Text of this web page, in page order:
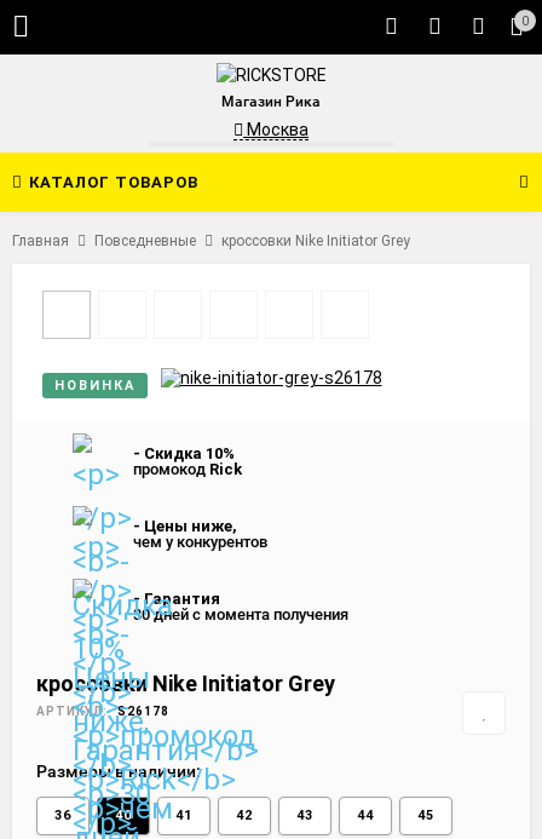
0
Магазин Рика
Москва
КАТАЛОГ ТОВАРОВ
Главная Повседневные кроссовки Nike Initiator Grey
НОВИНКА
- Скидка 10%
промокод Rick
- Цены ниже,
чем у конкурентов
- Гарантия
30 дней с момента получения
кроссовки Nike Initiator Grey
АРТИКУЛ: S26178
Размеры в наличии:
36 40 41 42 43 44 45